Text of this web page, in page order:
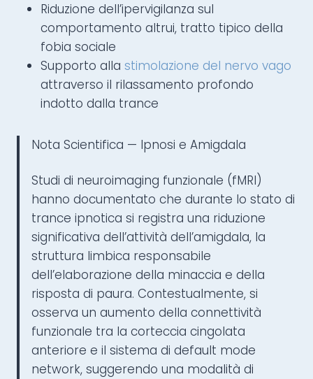
Riduzione dell’ipervigilanza sul
comportamento altrui, tratto tipico della
fobia sociale
Supporto alla stimolazione del nervo vago
attraverso il rilassamento profondo
indotto dalla trance
Nota Scientifica — Ipnosi e Amigdala
Studi di neuroimaging funzionale (fMRI)
hanno documentato che durante lo stato di
trance ipnotica si registra una riduzione
significativa dell’attività dell’amigdala, la
struttura limbica responsabile
dell’elaborazione della minaccia e della
risposta di paura. Contestualmente, si
osserva un aumento della connettività
funzionale tra la corteccia cingolata
anteriore e il sistema di default mode
network, suggerendo una modalità di